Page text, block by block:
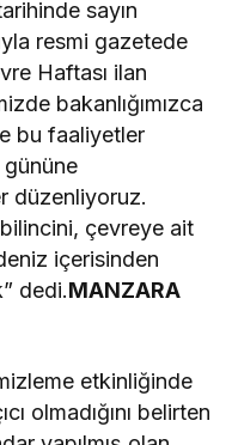
sayın
resmi gazetede
Haftası ilan
bakanlığımızca
bu faaliyetler
gününe
düzenliyoruz.
çevreye ait
içerisinden
dedi.MANZARA
etkinliğinde
olmadığını belirten